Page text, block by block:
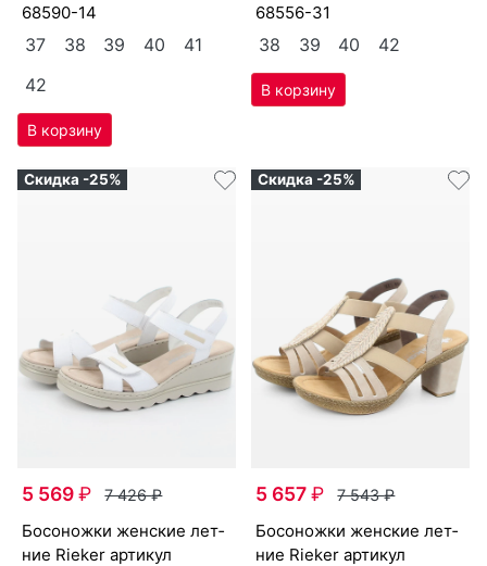
68590-14
37 38 39 40
41
42
68556-31
38 39 40 42
Скидка -25%
5 569₽ 7 426₽
бо­сонож­ки женс­кие лет­
ние Ri­eker артикул
Скидка -25%
5 657₽ 7 543₽
бо­сонож­ки женс­кие лет­
ние Ri­eker артикул